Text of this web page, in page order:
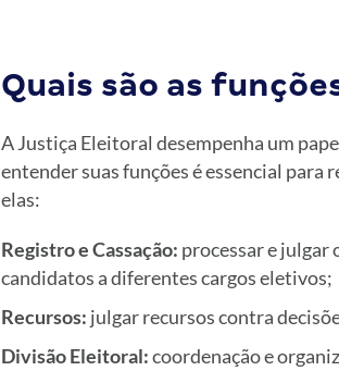
Quais são as
A Justiça Eleitoral desempenha um
entender suas funções é essencial para
elas:
Registro e Cassação: processar e julgar
candidatos a diferentes cargos eletivos;
Recursos: julgar recursos contra
Divisão Eleitoral:coordenação e